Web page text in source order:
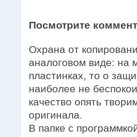
Посмотрите
Охрана от
аналоговом виде: на
пластинках, то о
наиболее не
качество опять
оригинала.
В папке с